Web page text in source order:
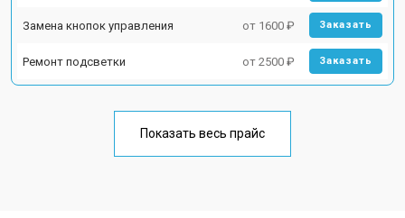
Замена кнопок управления от 1600 ₽ Заказать
Ремонт подсветки от 2500 ₽ Заказать
Показать весь прайс